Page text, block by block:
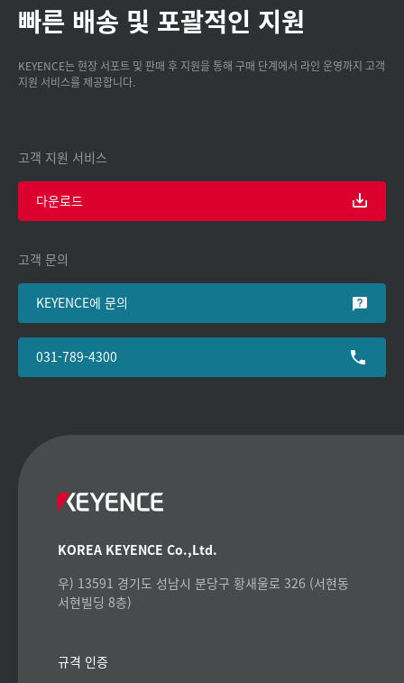
빠른 배송 및 포괄적인 지원
KEYENCE는 현장 서포트 및 판매 후 지원을 통해 구매 단계에서 라인 운영까지 고객
지원 서비스를 제공합니다.
고객 지원 서비스
다운로드
고객 문의
KEYENCE에 문의
031-789-4300
KOREA KEYENCE Co.,Ltd.
우) 13591 경기도 성남시 분당구 황새울로 326 (서현동
서현빌딩 8층)
규격 인증